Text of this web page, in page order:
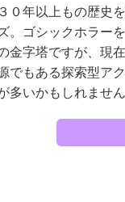
３０年以上もの歴史
。ゴシックホラー
金字塔ですが、現
でもある探索型ア
多いかもしれませ